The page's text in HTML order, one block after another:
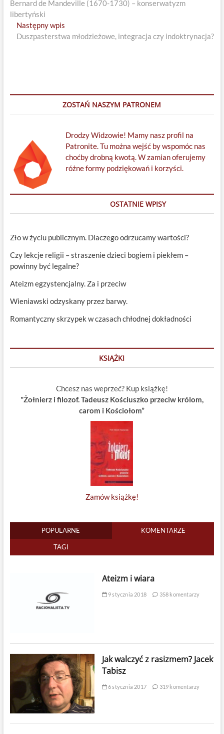
wpisu
post:
Bernard de Mandeville (1670-1730) – konserwatyzm
libertyński
Następny wpis
post:
Duszpasterstwa młodzieżowe, integracja czy indoktrynacja?
ZOSTAŃ NASZYM PATRONEM
Drodzy Widzowie! Mamy nasz profil na
Patronite. Tu można wejść by wspomóc nas
choćby drobną kwotą. W zamian oferujemy
różne formy podziękowań i korzyści.
OSTATNIE WPISY
Zło w życiu publicznym. Dlaczego odrzucamy wartości?
Czy lekcje religii – straszenie dzieci bogiem i piekłem –
powinny być legalne?
Ateizm egzystencjalny. Za i przeciw
Wieniawski odzyskany przez barwy.
Romantyczny skrzypek w czasach chłodnej dokładności
KSIĄŻKI
Chcesz nas weprzeć? Kup książkę!
"Żołnierz i filozof. Tadeusz Kościuszko przeciw królom,
carom i Kościołom”
Zamów książkę!
POPULARNE KOMENTARZE
TAGI
Ateizm i wiara
9 stycznia 2018 358 komentarzy
Jak walczyć z rasizmem? Jacek
Tabisz
6 stycznia 2017 319 komentarzy